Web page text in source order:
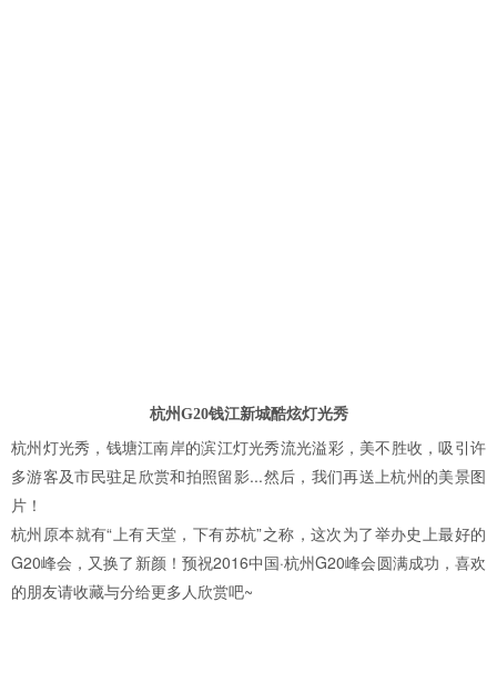
杭州G20钱江新城酷炫灯光秀
杭州灯光秀，钱塘江南岸的滨江灯光秀流光溢彩，美不胜收，吸引许
多游客及市民驻足欣赏和拍照留影...然后，我们再送上杭州的美景图
片！
杭州原本就有“上有天堂，下有苏杭”之称，这次为了举办史上最好的
G20峰会，又换了新颜！预祝2016中国·杭州G20峰会圆满成功，喜欢
的朋友请收藏与分给更多人欣赏吧~